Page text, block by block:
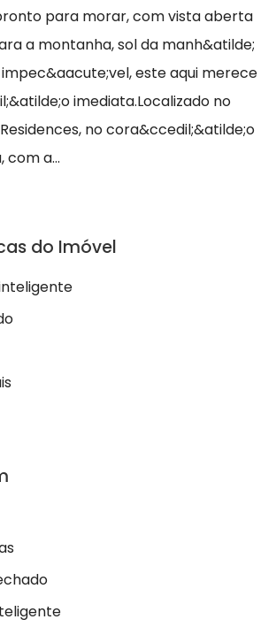
para morar, com vista aberta
a montanha, sol da manh&atilde;
este aqui merece
imediata.Localizado no
no cora&ccedil;&atilde;o
com a...
do Imóvel